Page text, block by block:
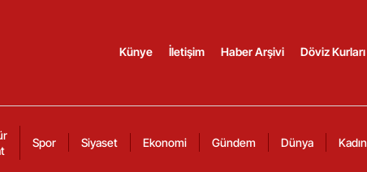
Künye İletişim Haber Arşivi Döviz Kurları
Spor Siyaset Ekonomi Gündem Dünya Kadın